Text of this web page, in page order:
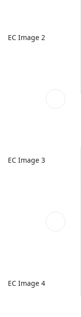
EC Image 2
EC Image 3
EC Image 4